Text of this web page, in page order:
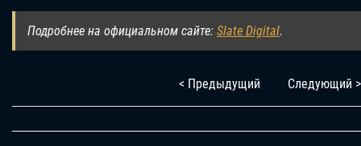
Подробнее на официальном сайте: Slate Digital.
< Предыдущий Следующий >